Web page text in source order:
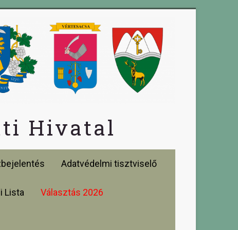
Hivatal
Adatvédelmi tisztviselő
Lista Választás 2026